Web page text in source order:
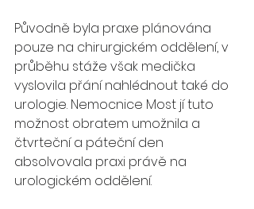
Původně byla praxe plánována
pouze na chirurgickém oddělení, v
průběhu stáže však medička
vyslovila přání nahlédnout také do
urologie. Nemocnice Most jí tuto
možnost obratem umožnila a
čtvrteční a páteční den
absolvovala praxi právě na
urologickém oddělení.